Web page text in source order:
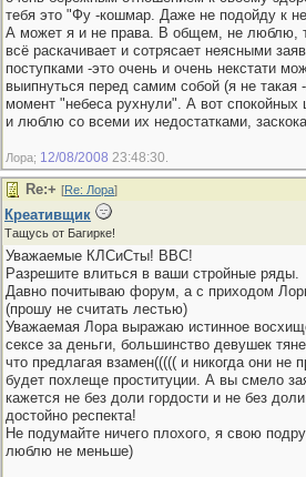
тебя это "Фу -кошмар. Даже не подойду к
А может я и не права. В общем, не люблю,
всё раскачивает и сотрясает неясными
поступками -это очень и очень некстати
выипнуться перед самим собой (я не такая
момент "небеса рухнули". А вот
и люблю со всеми их недостатками,
Лора; 12/08/2008 23:48:30
Re:+ [Re: Лора]
Креативщик
Тащусь от Багирке!
Уважаемые КЛСиСты! ВВС!
Разрешите влиться в ваши стройные ряды.
Давно почитываю форум, а с приходом
(прошу не считать лестью)
Уважаемая Лора выражаю истинное
сексе за деньги, большинство девушек
что предлагая взамен((((( и никогда они не
будет похлеще проституции. А вы смело
кажется не без доли гордости и не без
достойно респекта!
Не подумайте ничего плохого, я свою
люблю не меньше)